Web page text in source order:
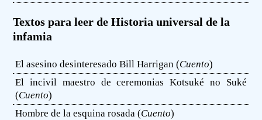
Textos para leer de Historia universal de la
infamia
El asesino desinteresado Bill Harrigan (Cuento)
El incivil maestro de ceremonias Kotsuké no Suké
(Cuento)
Hombre de la esquina rosada (Cuento)